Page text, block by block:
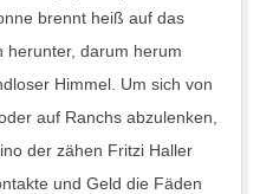
brennt heiß auf das
herunter, darum herum
Himmel. Um sich von
auf Ranchs abzulenken,
der zähen Fritzi Haller
und Geld die Fäden